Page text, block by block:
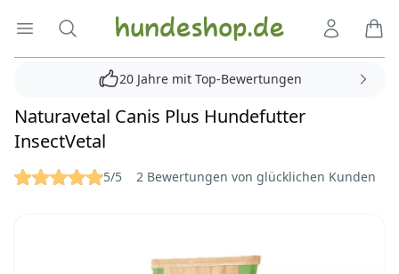
Menü öffnen
Suche Hundeshop.de
20 Jahre mit Top-Bewertungen
Naturavetal Canis Plus Hundefutter
InsectVetal
Reviews 5/5 2 Bewertungen von glücklichen Kunden